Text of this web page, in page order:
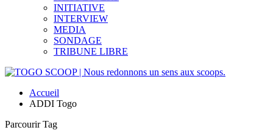
INITIATIVE
INTERVIEW
MEDIA
SONDAGE
TRIBUNE LIBRE
Accueil
ADDI Togo
Parcourir Tag